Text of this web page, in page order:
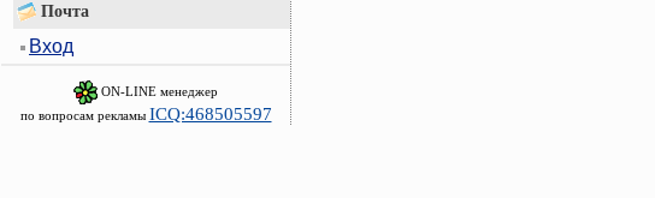
Почта
Вход
ON-LINE менеджер
по вопросам рекламы ICQ:468505597